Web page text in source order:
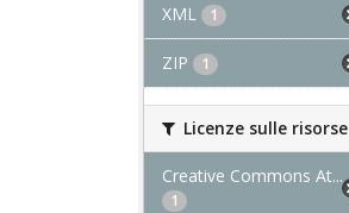
XML 1
ZIP 1
Licenze sulle risorse
Creative Commons At...
1